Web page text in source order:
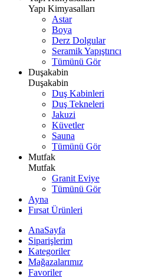
Yapı Kimyasalları
Astar
Boya
Derz Dolgular
Seramik Yapıştırıcı
Tümünü Gör
Duşakabin
Duşakabin
Duş Kabinleri
Duş Tekneleri
Jakuzi
Küvetler
Sauna
Tümünü Gör
Mutfak
Mutfak
Granit Eviye
Tümünü Gör
Ayna
Fırsat Ürünleri
AnaSayfa
Siparişlerim
Kategoriler
Mağazalarımız
Favoriler